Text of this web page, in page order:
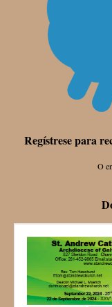
Regístrese para
O